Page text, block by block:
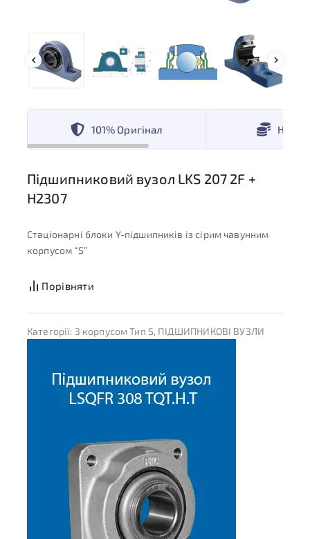
101% Оригінал
Підшипниковий вузол LKS 207 2F +
H2307
Стаціонарні блоки Y-підшипників із сірим чавунним
корпусом “S”
Порівняти
Категорії: З корпусом Тип S, ПІДШИПНИКОВІ ВУЗЛИ